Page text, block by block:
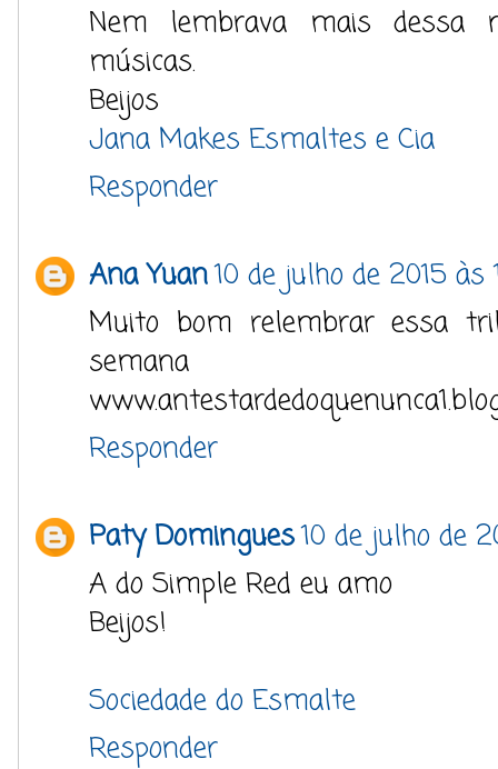
Nem lembrava mais dessa
músicas.
Beijos
Jana Makes Esmaltes e Cia
Responder
Ana Yuan10 de julho de 2015 às
Muito bom relembrar essa
semana
Responder
Paty Domingues10 de julho de
A do Simple Red eu amo
Beijos!
Sociedade do Esmalte
Responder